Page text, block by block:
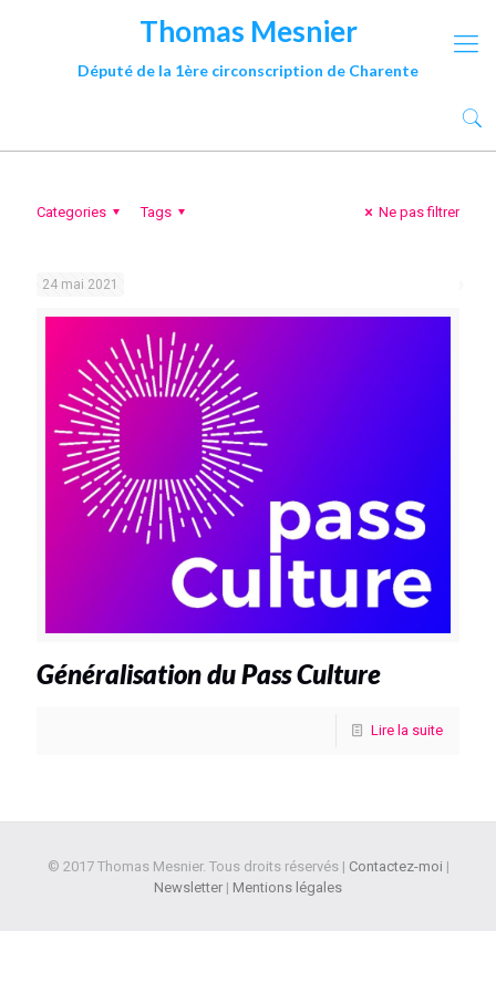
Thomas Mesnier
Député de la 1ère circonscription de Charente
Categories Tags Ne pas filtrer
24 mai 2021
Généralisation du Pass Culture
Lire la suite
© 2017 Thomas Mesnier. Tous droits réservés | Contactez-moi |
Newsletter | Mentions légales